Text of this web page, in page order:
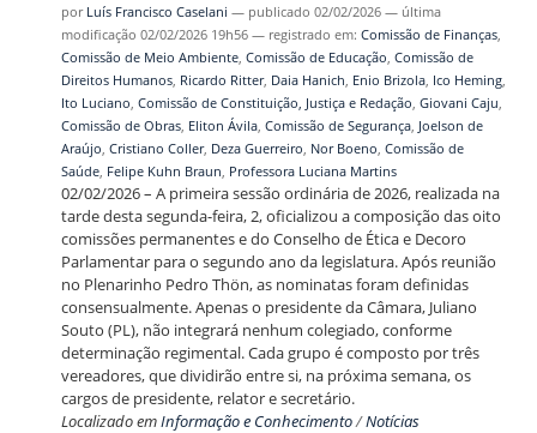
por Luís Francisco Caselani — publicado 02/02/2026 — última
modificação 02/02/2026 19h56 — registrado em: Comissão de Finanças,
Comissão de Meio Ambiente, Comissão de Educação Comissão de
Direitos Humanos, Ricardo Ritter, Daia Hanich Enio Brizola, Ico Heming,
Ito Luciano Comissão de Constituição, Justiça e Redação Giovani Caju
Comissão de Obras, Eliton Ávila, Comissão de Segurança, Joelson de
Araújo Cristiano Coller, Deza Guerreiro Nor Boeno Comissão de
Saúde, Felipe Kuhn Braun Professora Luciana Martins
02/02/2026 – A primeira sessão ordinária de 2026, realizada na
tarde desta segunda-feira, 2, oficializou a composição das oito
comissões permanentes e do Conselho de Ética e Decoro
Parlamentar para o segundo ano da legislatura. Após reunião
no Plenarinho Pedro Thön, as nominatas foram definidas
consensualmente. Apenas o presidente da Câmara, Juliano
Souto (PL), não integrará nenhum colegiado, conforme
determinação regimental. Cada grupo é composto por três
vereadores, que dividirão entre si, na próxima semana, os
cargos de presidente, relator e secretário.
Localizado emInformação e Conhecimento/Notícias